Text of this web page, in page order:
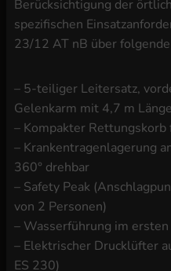
Berücksichtigung der
spezifischen
23/12 AT nB über
– 5-teiliger Leitersatz,
Gelenkarm mit 4,7 m Länge
– Kompakter
– Krankentragenlagerung
360° drehbar
– Safety Peak
von 2 Personen)
– Wasserführung im
– Elektrischer Drucklüfter
ES 230)